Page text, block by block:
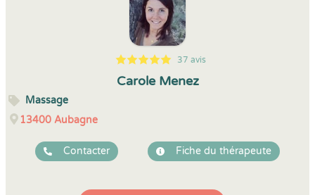
5
1
5
37 37 avis
Carole Menez
Massage
13400 Aubagne
Contacter Fiche du thérapeute